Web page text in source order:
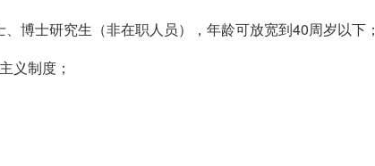
博士研究生（非在职人员），年龄可放宽到40周岁以下；
义制度；